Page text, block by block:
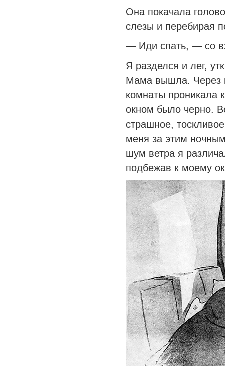
Она покачала
слезы и перебирая
— Иди спать, — со
Я разделся и лег,
Мама вышла. Через
комнаты проникала
окном было черно.
страшное,
меня за этим
шум ветра я
подбежав к моему